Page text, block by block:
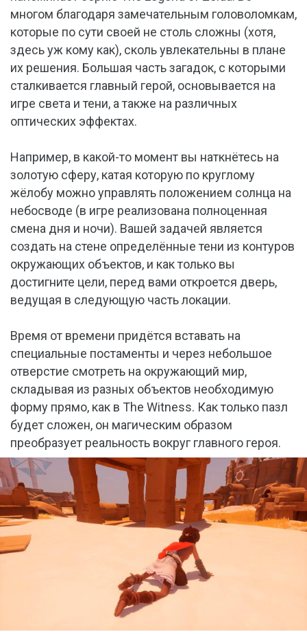
многом благодаря замечательным головоломкам,
которые по сути своей не столь сложны (хотя,
здесь уж кому как), сколь увлекательны в плане
их решения. Большая часть загадок, с которыми
сталкивается главный герой, основывается на
игре света и тени, а также на различных
оптических эффектах.
Например, в какой-то момент вы наткнётесь на
золотую сферу, катая которую по круглому
жёлобу можно управлять положением солнца на
небосводе (в игре реализована полноценная
смена дня и ночи). Вашей задачей является
создать на стене определённые тени из контуров
окружающих объектов, и как только вы
достигните цели, перед вами откроется дверь,
ведущая в следующую часть локации.
Время от времени придётся вставать на
специальные постаменты и через небольшое
отверстие смотреть на окружающий мир,
складывая из разных объектов необходимую
форму прямо, как в The Witness. Как только пазл
будет сложен, он магическим образом
преобразует реальность вокруг главного героя.